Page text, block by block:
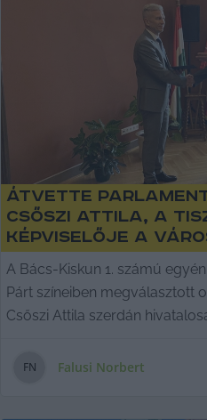
Átvette
Csőszi Attila, a
képviselője a
A Bács-Kiskun 1. számú
Párt színeiben megválasztott
Csőszi Attila szerdán
FN Falusi Norbert